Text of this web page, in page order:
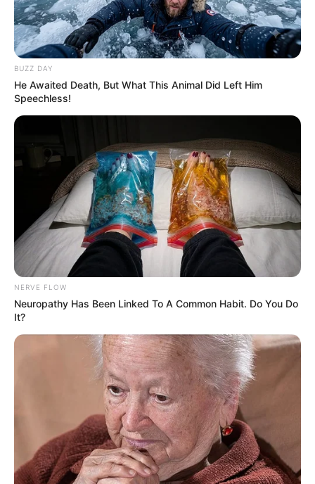
BUZZ DAY
He Awaited Death, But What This Animal Did Left Him
Speechless!
NERVE FLOW
Neuropathy Has Been Linked To A Common Habit. Do You Do
It?